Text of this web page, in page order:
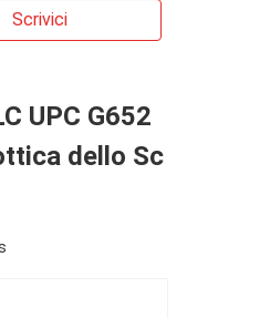
Scrivici
UPC G652
dello Sc